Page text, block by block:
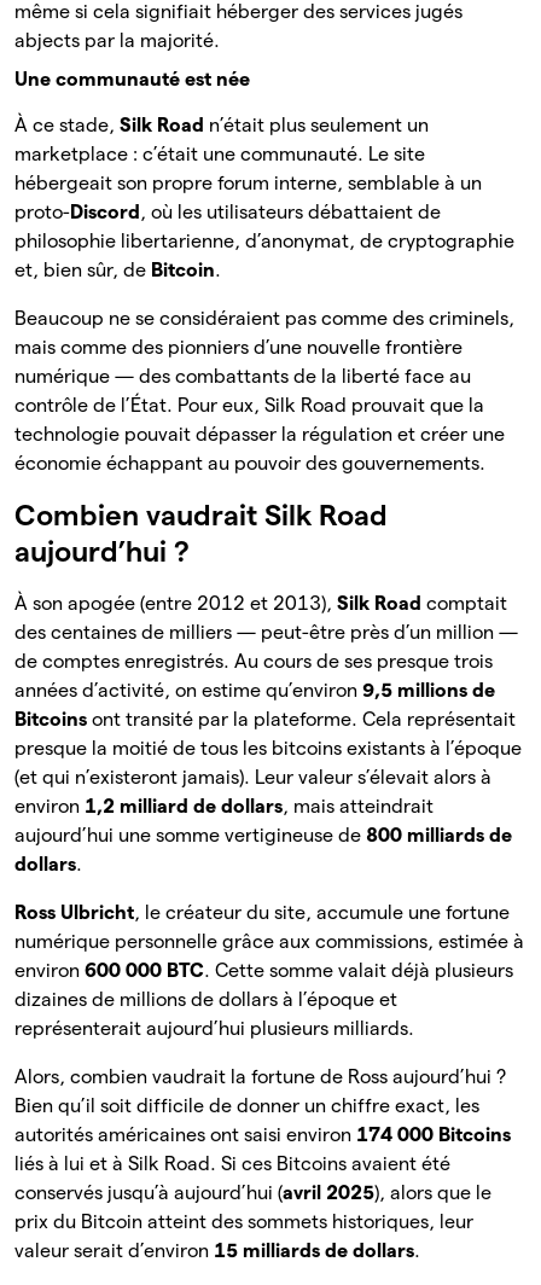
même si cela signifiait héberger des services jugés
abjects par la majorité.
Une communauté est née
À ce stade, Silk Road n’était plus seulement un
marketplace : c’était une communauté. Le site
hébergeait son propre forum interne, semblable à un
proto-Discord , où les utilisateurs débattaient de
philosophie libertarienne, d’anonymat, de cryptographie
et, bien sûr, de Bitcoin.
Beaucoup ne se considéraient pas comme des criminels,
mais comme des pionniers d’une nouvelle frontière
numérique — des combattants de la liberté face au
contrôle de l’État. Pour eux, Silk Road prouvait que la
technologie pouvait dépasser la régulation et créer une
économie échappant au pouvoir des gouvernements.
Combien vaudrait Silk Road
aujourd’hui ?
À son apogée (entre 2012 et 2013), Silk Road comptait
des centaines de milliers — peut-être près d’un million —
de comptes enregistrés. Au cours de ses presque trois
années d’activité, on estime qu’environ 9,5 millions de
Bitcoins ont transité par la plateforme. Cela représentait
presque la moitié de tous les bitcoins existants à l’époque
(et qui n’existeront jamais). Leur valeur s’élevait alors à
environ 1,2 milliard de dollars, mais atteindrait
aujourd’hui une somme vertigineuse de 800 milliards de
dollars.
Ross Ulbricht, le créateur du site, accumule une fortune
numérique personnelle grâce aux commissions, estimée à
environ 600 000 BTC. Cette somme valait déjà plusieurs
dizaines de millions de dollars à l’époque et
représenterait aujourd’hui plusieurs milliards.
Alors, combien vaudrait la fortune de Ross aujourd’hui ?
Bien qu’il soit difficile de donner un chiffre exact, les
autorités américaines ont saisi environ 174 000 Bitcoins
liés à lui et à Silk Road. Si ces Bitcoins avaient été
conservés jusqu’à aujourd’hui (avril 2025), alors que le
prix du Bitcoin atteint des sommets historiques, leur
valeur serait d’environ 15 milliards de dollars.